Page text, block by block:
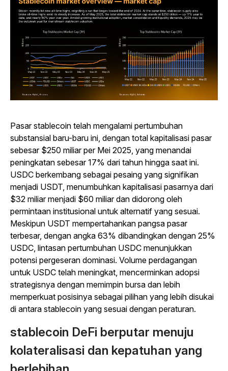
Pasar stablecoin telah mengalami pertumbuhan
substansial baru-baru ini, dengan total kapitalisasi pasar
sebesar $250 miliar per Mei 2025, yang menandai
peningkatan sebesar 17% dari tahun hingga saat ini.
USDC berkembang sebagai pesaing yang signifikan
menjadi USDT, menumbuhkan kapitalisasi pasarnya dari
$32 miliar menjadi $60 miliar dan didorong oleh
permintaan institusional untuk alternatif yang sesuai.
Meskipun USDT mempertahankan pangsa pasar
terbesar, dengan angka 63% dibandingkan dengan 25%
USDC, lintasan pertumbuhan USDC menunjukkan
potensi pergeseran dominasi. Volume perdagangan
untuk USDC telah meningkat, mencerminkan adopsi
strategisnya dengan memimpin bursa dan lebih
memperkuat posisinya sebagai pilihan yang lebih disukai
di antara stablecoin yang sesuai dengan peraturan.
stablecoin DeFi berputar menuju
kolateralisasi dan kepatuhan yang